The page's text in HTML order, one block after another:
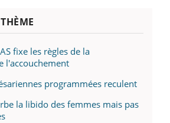
fixe les règles de la
l'accouchement
programmées reculent
la libido des femmes mais pas